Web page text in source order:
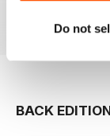
Do not
BACK